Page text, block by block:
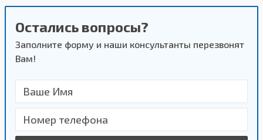
Остались вопросы?
Заполните форму и наши консультанты перезвонят
Вам!